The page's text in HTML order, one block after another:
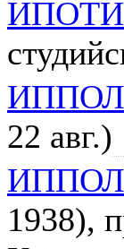
22 авг.)
1938),